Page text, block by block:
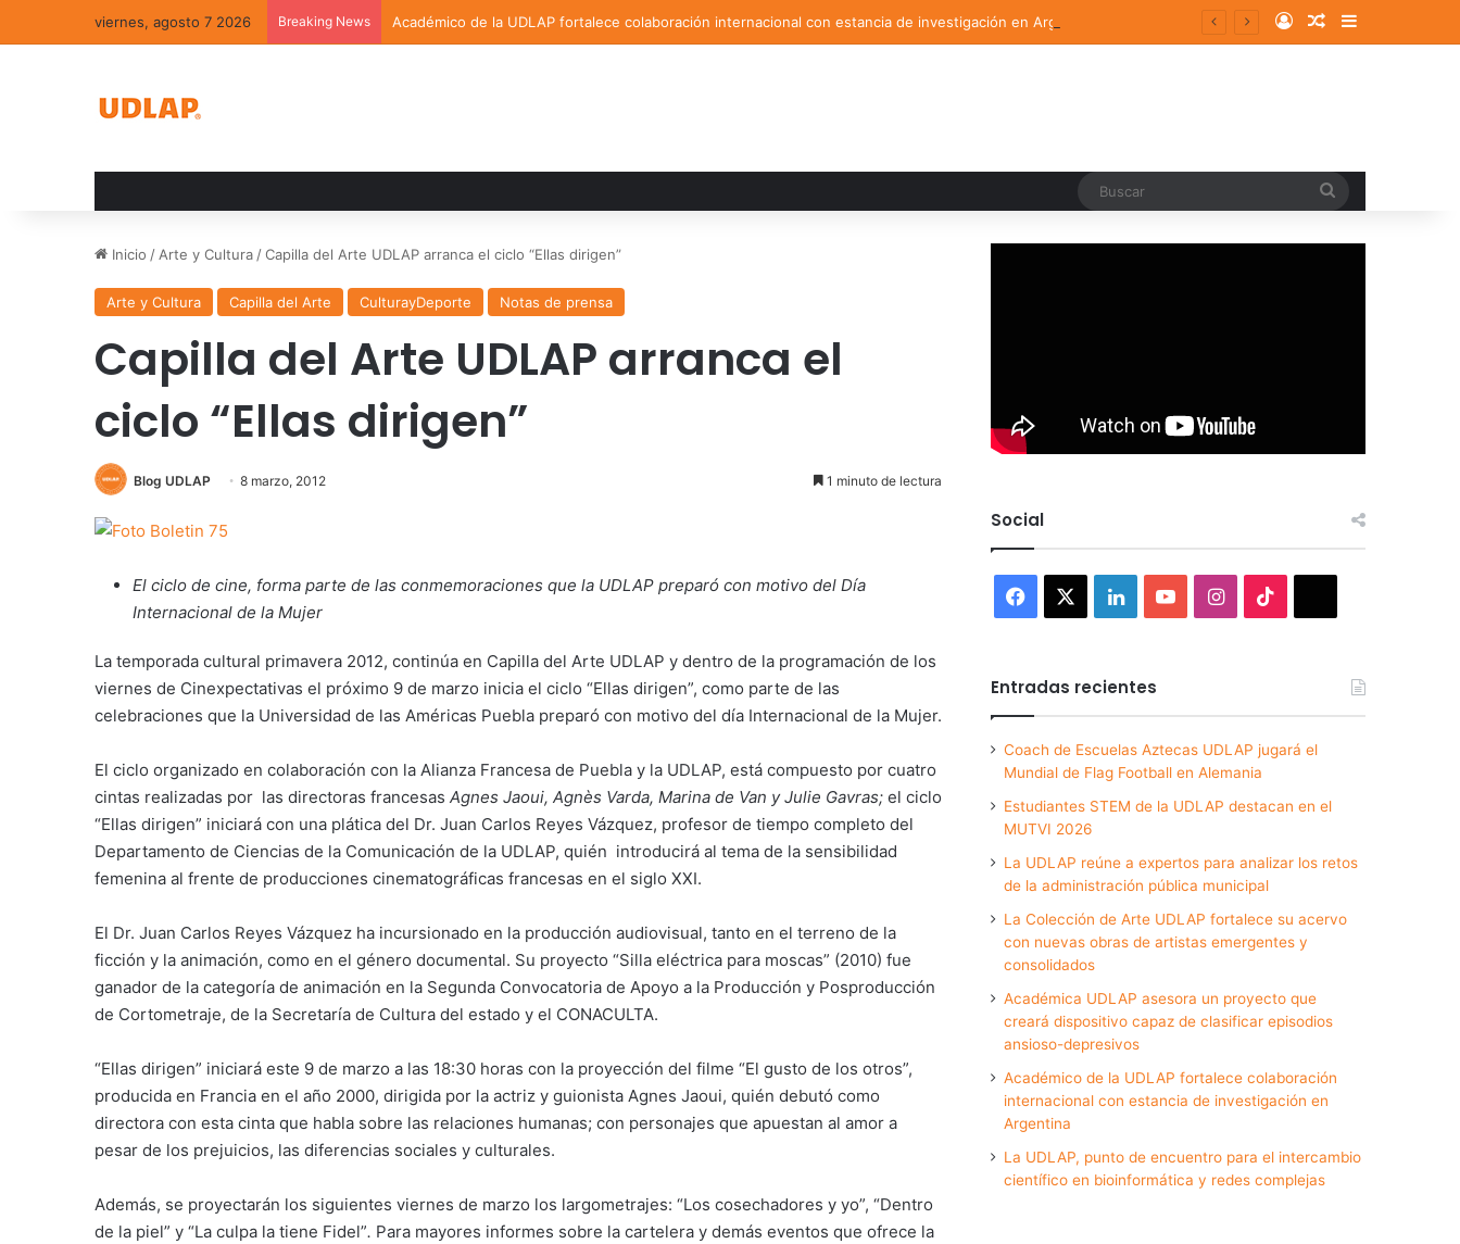
viernes, agosto 7 2026 Breaking News Académico de la UDLAP fortalece colaboración internacional con estancia de investigación en Argentina Log InRandom Article
Sidebar
Inicio / Arte y Cultura /Capilla del Arte UDLAP arranca el ciclo “Ellas dirigen”
Arte y Cultura Capilla del Arte CulturayDeporte Notas de prensa
Capilla del Arte UDLAP arranca el
ciclo “Ellas dirigen”
Blog UDLAP 8 marzo, 2012 1 minuto de lectura
El ciclo de cine, forma parte de las conmemoraciones que la UDLAP preparó con motivo del Día
Internacional de la Mujer
La temporada cultural primavera 2012, continúa en Capilla del Arte UDLAP y dentro de la programación de los
viernes de Cinexpectativas el próximo 9 de marzo inicia el ciclo “Ellas dirigen”, como parte de las
celebraciones que la Universidad de las Américas Puebla preparó con motivo del día Internacional de la Mujer.
El ciclo organizado en colaboración con la Alianza Francesa de Puebla y la UDLAP, está compuesto por cuatro
cintas realizadas por las directoras francesas Agnes Jaoui, Agnès Varda, Marina de Van y Julie Gavras; el ciclo
“Ellas dirigen” iniciará con una plática del Dr. Juan Carlos Reyes Vázquez, profesor de tiempo completo del
Departamento de Ciencias de la Comunicación de la UDLAP, quién introducirá al tema de la sensibilidad
femenina al frente de producciones cinematográficas francesas en el siglo XXI.
El Dr. Juan Carlos Reyes Vázquez ha incursionado en la producción audiovisual, tanto en el terreno de la
ficción y la animación, como en el género documental. Su proyecto “Silla eléctrica para moscas” (2010) fue
ganador de la categoría de animación en la Segunda Convocatoria de Apoyo a la Producción y Posproducción
de Cortometraje, de la Secretaría de Cultura del estado y el CONACULTA.
“Ellas dirigen” iniciará este 9 de marzo a las 18:30 horas con la proyección del filme “El gusto de los otros”,
producida en Francia en el año 2000, dirigida por la actriz y guionista Agnes Jaoui, quién debutó como
directora con esta cinta que habla sobre las relaciones humanas; con personajes que apuestan al amor a
pesar de los prejuicios, las diferencias sociales y culturales.
Además, se proyectarán los siguientes viernes de marzo los largometrajes: “Los cosechadores y yo”, “Dentro
de la piel” y “La culpa la tiene Fidel”. Para mayores informes sobre la cartelera y demás eventos que ofrece la
Social
Facebook LinkedInYouTubeInstagram
Entradas recientes
Coach de Escuelas Aztecas UDLAP jugará el
Mundial de Flag Football en Alemania
Estudiantes STEM de la UDLAP destacan en el
MUTVI 2026
La UDLAP reúne a expertos para analizar los retos
de la administración pública municipal
La Colección de Arte UDLAP fortalece su acervo
con nuevas obras de artistas emergentes y
consolidados
Académica UDLAP asesora un proyecto que
creará dispositivo capaz de clasificar episodios
ansioso-depresivos
Académico de la UDLAP fortalece colaboración
internacional con estancia de investigación en
Argentina
La UDLAP, punto de encuentro para el intercambio
científico en bioinformática y redes complejas